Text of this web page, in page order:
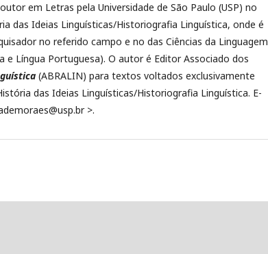
em Letras pela Universidade de São Paulo (USP) no
das Ideias Linguísticas/Historiografia Linguística, onde é
no referido campo e no das Ciências da Linguagem
e Língua Portuguesa). O autor é Editor Associado dos
(ABRALIN) para textos voltados exclusivamente
das Ideias Linguísticas/Historiografia Linguística. E-
>.